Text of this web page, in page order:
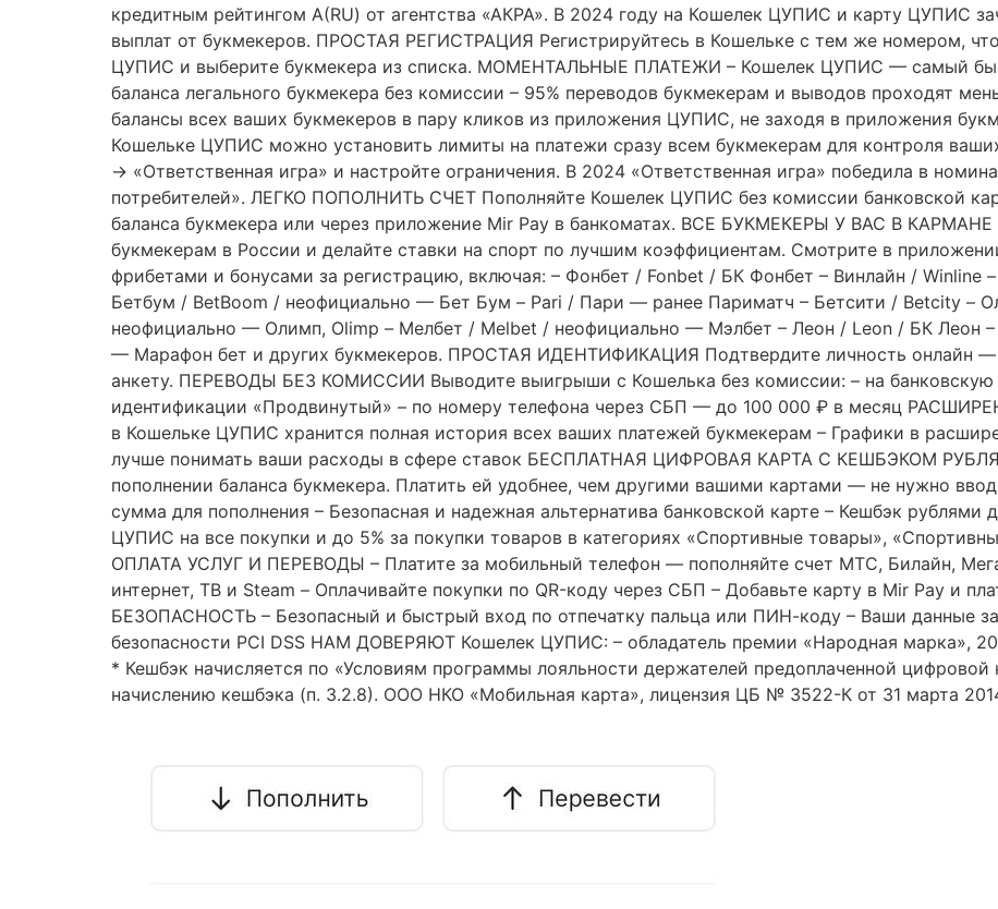
кредитным рейтингом А(RU) от агентства «АКРА». В 2024 году на Кошелек ЦУПИС и карту ЦУПИС
выплат от букмекеров. ПРОСТАЯ РЕГИСТРАЦИЯ Регистрируйтесь в Кошельке с тем же номером,
ЦУПИС и выберите букмекера из списка. МОМЕНТАЛЬНЫЕ ПЛАТЕЖИ – Кошелек ЦУПИС — самый
баланса легального букмекера без комиссии – 95% переводов букмекерам и выводов проходят
балансы всех ваших букмекеров в пару кликов из приложения ЦУПИС, не заходя в приложения
Кошельке ЦУПИС можно установить лимиты на платежи сразу всем букмекерам для контроля
→ «Ответственная игра» и настройте ограничения. В 2024 «Ответственная игра» победила в
потребителей». ЛЕГКО ПОПОЛНИТЬ СЧЕТ Пополняйте Кошелек ЦУПИС без комиссии банковской
баланса букмекера или через приложение Mir Pay в банкоматах. ВСЕ БУКМЕКЕРЫ У ВАС В КАРМАНЕ
букмекерам в России и делайте ставки на спорт по лучшим коэффициентам. Смотрите в
фрибетами и бонусами за регистрацию, включая: – Фонбет / Fonbet / БК Фонбет – Винлайн / Winline
Бетбум / BetBoom / неофициально — Бет Бум – Pari / Пари — ранее Париматч – Бетсити / Betcity –
неофициально — Олимп, Olimp – Мелбет / Melbet / неофициально — Мэлбет – Леон / Leon / БК Леон
— Марафон бет и других букмекеров. ПРОСТАЯ ИДЕНТИФИКАЦИЯ Подтвердите личность онлайн —
анкету. ПЕРЕВОДЫ БЕЗ КОМИССИИ Выводите выигрыши с Кошелька без комиссии: – на банковскую
идентификации «Продвинутый» – по номеру телефона через СБП — до 100 000 ₽ в месяц
в Кошельке ЦУПИС хранится полная история всех ваших платежей букмекерам – Графики в
лучше понимать ваши расходы в сфере ставок БЕСПЛАТНАЯ ЦИФРОВАЯ КАРТА С КЕШБЭКОМ
пополнении баланса букмекера. Платить ей удобнее, чем другими вашими картами — не нужно
сумма для пополнения – Безопасная и надежная альтернатива банковской карте – Кешбэк
ЦУПИС на все покупки и до 5% за покупки товаров в категориях «Спортивные товары»,
ОПЛАТА УСЛУГ И ПЕРЕВОДЫ – Платите за мобильный телефон — пополняйте счет МТС, Билайн,
интернет, ТВ и Steam – Оплачивайте покупки по QR-коду через СБП – Добавьте карту в Mir Pay и
БЕЗОПАСНОСТЬ – Безопасный и быстрый вход по отпечатку пальца или ПИН-коду – Ваши данные
безопасности PCI DSS НАМ ДОВЕРЯЮТ Кошелек ЦУПИС: – обладатель премии «Народная марка»,
* Кешбэк начисляется по «Условиям программы лояльности держателей предоплаченной цифровой
начислению кешбэка (п. 3.2.8). ООО НКО «Мобильная карта», лицензия ЦБ № 3522-К от 31 марта